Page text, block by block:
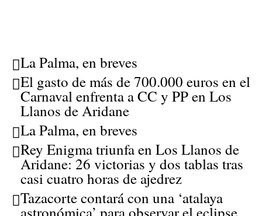
La Palma, en breves
El gasto de más de 700.000 euros en el
Carnaval enfrenta a CC y PP en Los
Llanos de Aridane
La Palma, en breves
Rey Enigma triunfa en Los Llanos de
Aridane: 26 victorias y dos tablas tras
casi cuatro horas de ajedrez
Tazacorte contará con una ‘atalaya
astronómica’ para observar el eclipse